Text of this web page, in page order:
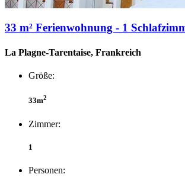
33 m² Ferienwohnung - 1
La Plagne-Tarentaise, Frankreich
Größe:
33m2
Zimmer:
1
Personen: